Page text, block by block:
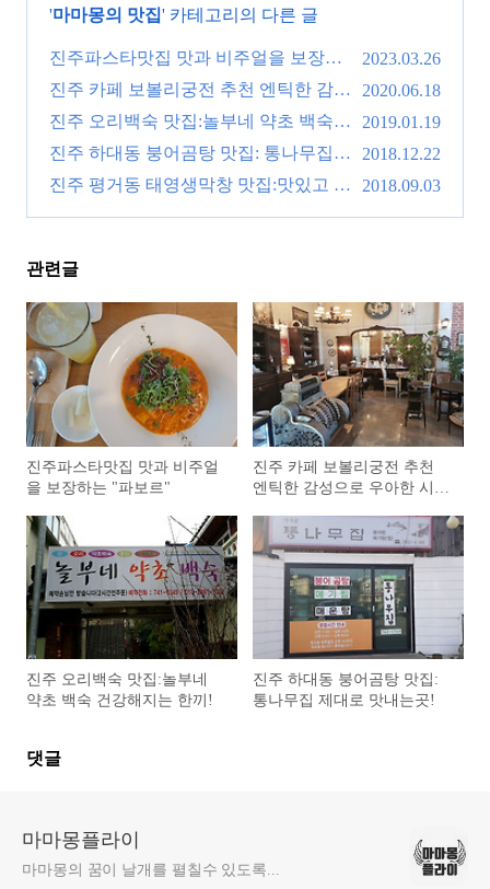
'마마몽의 맛집' 카테고리의 다른 글
진주파스타맛집 맛과 비주얼을 보장하
는 "파보르"
(0)
2023.03.26
진주 카페 보볼리궁전 추천 엔틱한 감성
으로 우아한 시간보내기.
(0)
2020.06.18
진주 오리백숙 맛집:놀부네 약초 백숙
건강해지는 한끼!
(0)
2019.01.19
진주 하대동 붕어곰탕 맛집: 통나무집
제대로 맛내는곳!
(0)
2018.12.22
진주 평거동 태영생막창 맛집:맛있고 친
2018.09.03
관련글
진주파스타맛집 맛과 비주얼
을 보장하는 "파보르"
진주 카페 보볼리궁전 추천
엔틱한 감성으로 우아한 시간
진주 오리백숙 맛집:놀부네
약초 백숙 건강해지는 한끼!
진주 하대동 붕어곰탕 맛집:
통나무집 제대로 맛내는곳!
댓글
마마몽플라이
마마몽의 꿈이 날개를 펼칠수 있도록...